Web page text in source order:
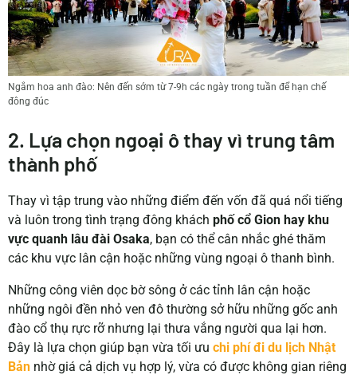
Ngắm hoa anh đào: Nên đến sớm từ 7-9h các ngày trong tuần để hạn chế
đông đúc
2. Lựa chọn ngoại ô thay vì trung tâm
thành phố
Thay vì tập trung vào những điểm đến vốn đã quá nổi tiếng
và luôn trong tình trạng đông kháchphố cổ Gion hay khu
vực quanh lâu đài Osaka, bạn có thể cân nhắc ghé thăm
các khu vực lân cận hoặc những vùng ngoại ô thanh bình.
Những công viên dọc bờ sông ở các tỉnh lân cận hoặc
những ngôi đền nhỏ ven đô thường sở hữu những gốc anh
đào cổ thụ rực rỡ nhưng lại thưa vắng người qua lại hơn.
Đây là lựa chọn giúp bạn vừa tối ưuchi phí đi du lịch Nhật
Bản nhờ giá cả dịch vụ hợp lý, vừa có được không gian riêng